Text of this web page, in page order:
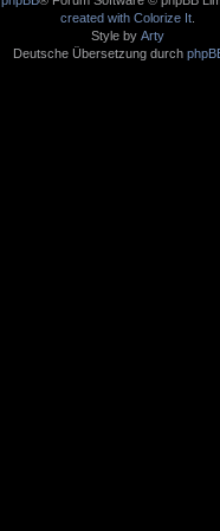
created with Colorize It.
Style by Arty
Deutsche Übersetzung durch